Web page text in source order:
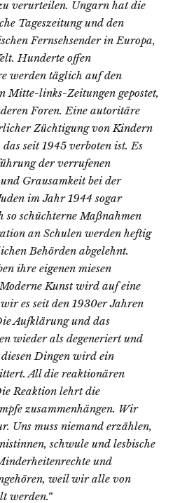
verurteilen. Ungarn hat die
Tageszeitung und den
Fernsehsender in Europa,
Hunderte offen
werden täglich auf den
Mitte-links-Zeitungen gepostet,
Foren. Eine autoritäre
Züchtigung von Kindern
seit 1945 verboten ist. Es
der verrufenen
Grausamkeit bei der
im Jahr 1944 sogar
schüchterne Maßnahmen
an Schulen werden heftig
Behörden abgelehnt.
ihre eigenen miesen
Kunst wird auf eine
es seit den 1930er Jahren
Aufklärung und das
wieder als degeneriert und
Dingen wird ein
All die reaktionären
Reaktion lehrt die
zusammenhängen. Wir
Uns muss niemand erzählen,
schwule und lesbische
und
weil wir alle von
werden.“